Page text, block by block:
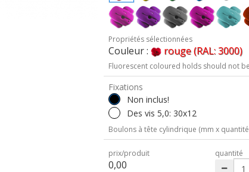
Propriétés sélectionnées
Couleur : rouge (RAL: 3000)
Fluorescent coloured holds should not
Fixations
Non inclus!
Des vis 5,0: 30x12
Boulons à tête cylindrique (mm x
prix/produit
0,00
quantité